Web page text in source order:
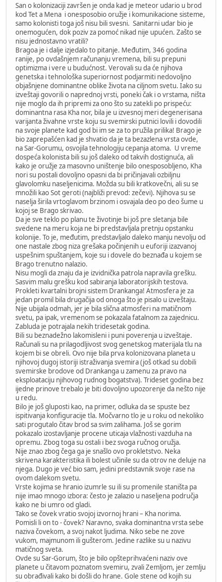
San o kolonizaciji završen je onda kad je meteor udario u brod
kod Tet a Mena i onesposobio oružje i komunikacione sisteme,
samo kolonisti toga još nisu bili svesni. Sanitarni udar bio je
onemogućen, dok poziv za pomoć nikad nije upućen. Zašto se
nisu jednostavno vratili?
Bragoa je i dalje izjedalo to pitanje. Međutim, 346 godina
ranije, po ovdašnjem računanju vremena, bili su prepuni
optimizma i vere u budućnost. Verovali su da će njihova
genetska i tehnološka superiornost podjarmiti nedovoljno
objašnjene dominantne oblike života na ciljnom svetu. Iako su
izveštaji govorili o naprednoj vrsti, poneki čak i o vrstama, ništa
nije moglo da ih pripremi za ono što su zatekli po prispeću:
dominantna rasa Kha nor, bila je u izvesnoj meri degenerisana
varijanta živahne vrste koju su svemirski putnici lovili i dovodili
na svoje planete kad god bi im se za to pružila prilika! Brago je
bio zaprepašćen kad je shvatio da je ta bezazlena vrsta ovde,
na Sar-Gorumu, osvojila tehnologiju cepanja atoma. U vreme
dospeća kolonista bili su još daleko od takvih dostignuća, ali
kako je oružje za masovno uništenje bilo onesposobljeno, Kha
nori su postali dovoljno opasni da bi pričinjavali ozbiljnu
glavolomku naseljenicima. Možda su bili kratkovečni, ali su se
množili kao Sot geroti (najbliži prevod: zečevi). Njihova su se
naselja širila vrtoglavom brzinom i osvajala deo po deo šume u
kojoj se Brago skrivao.
Da je sve teklo po planu te životinje bi još pre sletanja bile
svedene na meru koja ne bi predstavljala pretnju opstanku
kolonije. To je, međutim, predstavljalo daleko manju nevolju od
one nastale zbog niza grešaka počinjenih u euforiji izazvanoj
uspešnim spuštanjem, koje su i dovele do beznađa u kojem se
Brago trenutno nalazio.
Nisu mogli da znaju da je izvidnička patrola napravila grešku.
Sasvim malu grešku kod sabiranja laboratorijskih testova.
Prokleti kvartalni brojni sistem Drankanga! Atmosfera je za
jedan promil bila drugačija od onoga što je pisalo u izveštaju.
Nije ubijala odmah, jer je bila slična atmosferi na matičnom
svetu, pa ipak, vremenom se pokazala fatalnom za zajednicu.
Zabluda je potrajala nekih tridesetak godina.
Bili su beznadežno lakomisleni i puni poverenja u izveštaje.
Računali su na prilagodljivost svog genetskog materijala tlu na
kojem bi se obreli. Ovo nije bila prva kolonizovana planeta u
njihovoj dugoj istoriji istraživanja svemira (još otkad su dobili
svemirske brodove od Drankanga u zamenu za pravo na
eksploataciju njihovog rudnog bogatstva). Trideset godina bez
ijedne prinove trebalo je biti dovoljno upozorenje da nešto nije
u redu.
Bilo je još gluposti kao, na primer, odluka da se spuste bez
ispitivanja konfiguracije tla. Močvarno tlo je u roku od nekoliko
sati progutalo čitav brod sa svim zalihama. Još se gorim
pokazalo izostavljanje procene uticaja vlažnosti vazduha na
opremu. Zbog toga su ostali i bez svoga ručnog oružja.
Nije znao zbog čega ga je snašlo ovo prokletstvo. Neka
skrivena karakteristika ili bolest učinile su da otrov ne deluje na
njega. Dugo je već bio sam, jedini predstavnik svoje rase na
ovom dalekom svetu.
Vrste kojima se hranio izumrle su ili su promenile staništa pa
nije imao mnogo izbora: često je zalazio u naseljena područja
kako ne bi umro od gladi.
Tako se čovek vratio svojoj izvornoj hrani – Kha norima.
Pomisli li on to - čovek? Naravno, svaka dominantna vrsta sebe
naziva čovekom, a svoj nakot ljudima. Niko sebe ne zove
vukom, majmunom ili gušterom. Jedine razlike su u nazivu
matičnog sveta.
Ovde su Sar-Gorum, što je bilo opšteprihvaćeni naziv ove
planete u čitavom poznatom svemiru, zvali Zemljom, jer zemlju
su obrađivali kako bi došli do hrane. Gole stene od kojih su